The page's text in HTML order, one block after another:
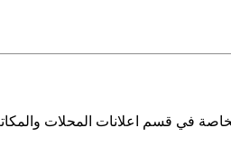
في قسم اعلانات المحلات